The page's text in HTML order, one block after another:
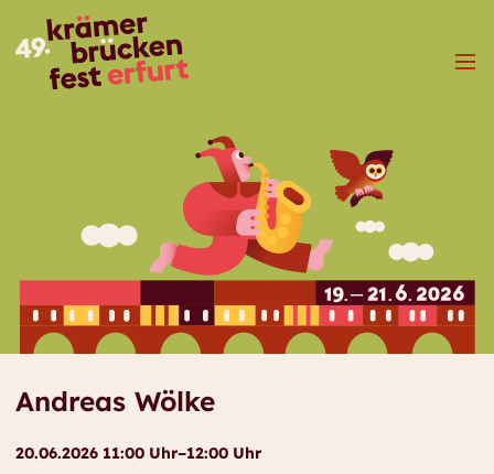
Menü
Andreas Wölke
20.06.2026 11:00 Uhr–12:00 Uhr